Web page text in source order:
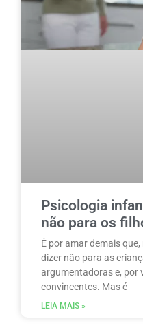
Psicologia
não para os
É por amar demais
dizer não para as
argumentadoras e, por
convincentes. Mas é
LEIA MAIS »